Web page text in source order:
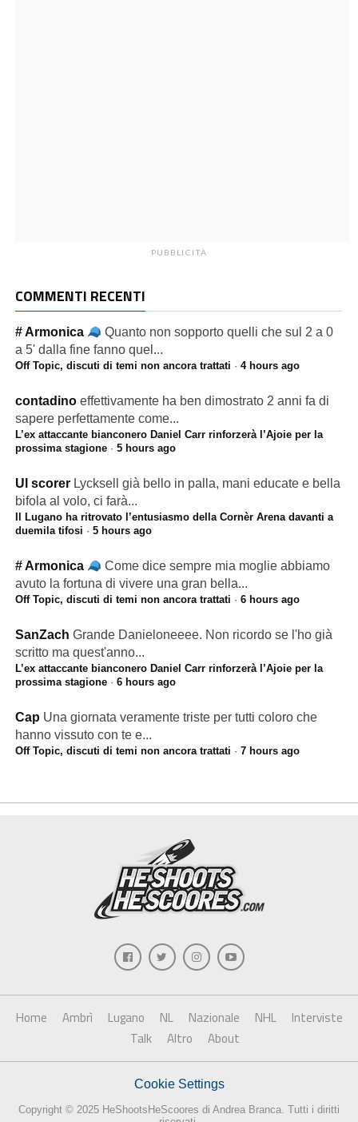
PUBBLICITÀ
COMMENTI RECENTI
# Armonica
Quanto non sopporto quelli che sul 2 a 0
a 5' dalla fine fanno quel...
Off Topic, discuti di temi non ancora trattati · 4 hours ago
contadino effettivamente ha ben dimostrato 2 anni fa di
sapere perfettamente come...
L’ex attaccante bianconero Daniel Carr rinforzerà l’Ajoie per la
prossima stagione· 5 hours ago
Ul scorer Lycksell già bello in palla, mani educate e bella
bifola al volo, ci farà...
Il Lugano ha ritrovato l’entusiasmo della Cornèr Arena davanti a
duemila tifosi · 5 hours ago
# Armonica
Come dice sempre mia moglie abbiamo
avuto la fortuna di vivere una gran bella...
Off Topic, discuti di temi non ancora trattati · 6 hours ago
SanZach Grande Danieloneeee. Non ricordo se l'ho già
scritto ma quest'anno...
L’ex attaccante bianconero Daniel Carr rinforzerà l’Ajoie per la
prossima stagione· 6 hours ago
Cap Una giornata veramente triste per tutti coloro che
hanno vissuto con te e...
Off Topic, discuti di temi non ancora trattati · 7 hours ago
Home Ambrì Lugano NL Nazionale NHL
Interviste
Talk
Altro About
Cookie Settings
Copyright © 2025 HeShootsHeScoores di Andrea Branca. Tutti i diritti